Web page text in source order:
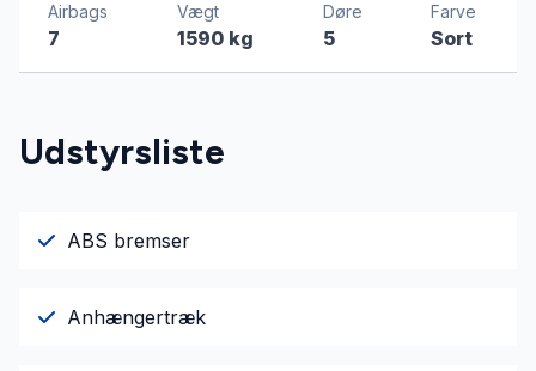
Airbags
7
Vægt
1590 kg
Døre
5
Farve
Sort
Udstyrsliste
ABS bremser
Anhængertræk